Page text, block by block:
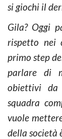
si giochi il
Gila? Oggi
rispetto nei
primo step
parlare di
obiettivi da
squadra
vuole
della società